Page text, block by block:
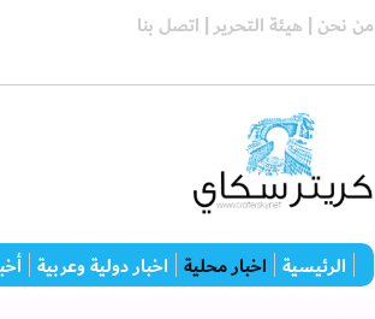
من نحن | هيئة التحرير | اتصل بنا
الرئيسية اخبار محلية اخبار دولية وعربية